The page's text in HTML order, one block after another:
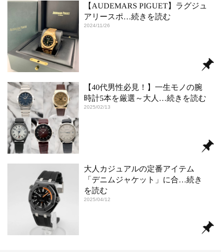
【AUDEMARS PIGUET】ラグジュ
アリースポ…続きを読む
2024/11/26
【40代男性必見！】一生モノの腕
時計5本を厳選～大人 …続きを読む
2025/02/13
大人カジュアルの定番アイテム
「デニムジャケット」に合…続き
を読む
2025/04/12